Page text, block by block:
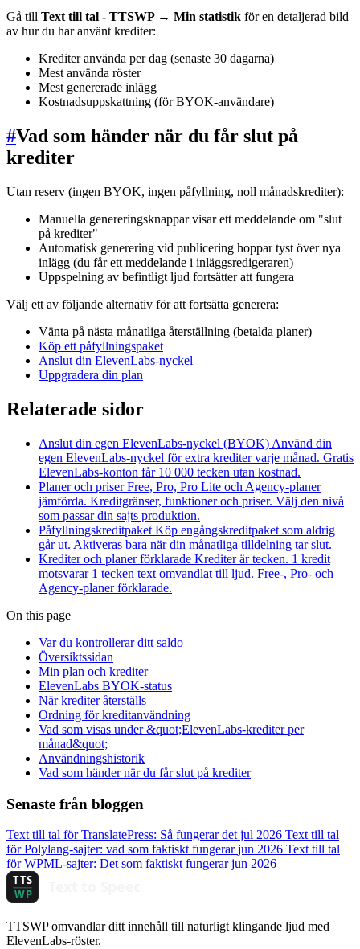
Gå till Text till tal - TTSWP → Min statistik för en detaljerad bild
av hur du har använt krediter:
Krediter använda per dag (senaste 30 dagarna)
Mest använda röster
Mest genererade inlägg
Kostnadsuppskattning (för BYOK-användare)
#Vad som händer när du får slut på
krediter
Utan reserv (ingen BYOK, ingen påfyllning, noll månadskrediter):
Manuella genereringsknappar visar ett meddelande om "slut
på krediter"
Automatisk generering vid publicering hoppar tyst över nya
inlägg (du får ett meddelande i inläggsredigeraren)
Uppspelning av befintligt ljud fortsätter att fungera
Välj ett av följande alternativ för att fortsätta generera:
Vänta på nästa månatliga återställning (betalda planer)
Köp ett påfyllningspaket
Anslut din ElevenLabs-nyckel
Uppgradera din plan
Relaterade sidor
Anslut din egen ElevenLabs-nyckel (BYOK) Använd din
egen ElevenLabs-nyckel för extra krediter varje månad. Gratis
ElevenLabs-konton får 10 000 tecken utan kostnad.
Planer och priser Free, Pro, Pro Lite och Agency-planer
jämförda. Kreditgränser, funktioner och priser. Välj den nivå
som passar din sajts produktion.
Påfyllningskreditpaket Köp engångskreditpaket som aldrig
går ut. Aktiveras bara när din månatliga tilldelning tar slut.
Krediter och planer förklarade Krediter är tecken. 1 kredit
motsvarar 1 tecken text omvandlat till ljud. Free-, Pro- och
Agency-planer förklarade.
On this page
Var du kontrollerar ditt saldo
Översiktssidan
Min plan och krediter
ElevenLabs BYOK-status
När krediter återställs
Ordning för kreditanvändning
Vad som visas under &quot;ElevenLabs-krediter per
månad&quot;
Användningshistorik
Vad som händer när du får slut på krediter
Senaste från bloggen
Text till tal för TranslatePress: Så fungerar det jul 2026 Text till tal
för Polylang-sajter: vad som faktiskt fungerar jun 2026 Text till tal
för WPML-sajter: Det som faktiskt fungerar jun 2026
TTSWP omvandlar ditt innehåll till naturligt klingande ljud med
ElevenLabs-röster.